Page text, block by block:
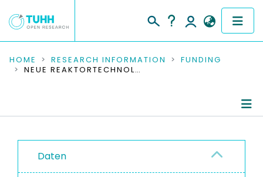
COMMUNITIES & COLLECTIONS
RESEARCH DATA
PEOPLE
INSTITUTIONS
HOME RESEARCH INFORMATION
FUNDING
NEUE REAKTORTECHNOLOGIEN FÜR CHEMISCHE UND BIOCHEMISCHE SYNTHESEVERFAHREN
Daten